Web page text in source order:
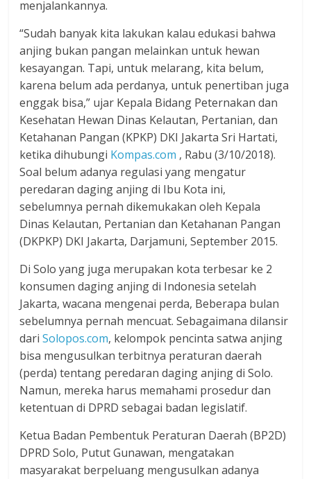
menjalankannya.
“Sudah banyak kita lakukan kalau edukasi bahwa
anjing bukan pangan melainkan untuk hewan
kesayangan. Tapi, untuk melarang, kita belum,
karena belum ada perdanya, untuk penertiban juga
enggak bisa,” ujar Kepala Bidang Peternakan dan
Kesehatan Hewan Dinas Kelautan, Pertanian, dan
Ketahanan Pangan (KPKP) DKI Jakarta Sri Hartati,
ketika dihubungi Kompas.com , Rabu (3/10/2018).
Soal belum adanya regulasi yang mengatur
peredaran daging anjing di Ibu Kota ini,
sebelumnya pernah dikemukakan oleh Kepala
Dinas Kelautan, Pertanian dan Ketahanan Pangan
(DKPKP) DKI Jakarta, Darjamuni, September 2015.
Di Solo yang juga merupakan kota terbesar ke 2
konsumen daging anjing di Indonesia setelah
Jakarta, wacana mengenai perda, Beberapa bulan
sebelumnya pernah mencuat. Sebagaimana dilansir
dariSolopos.com, kelompok pencinta satwa anjing
bisa mengusulkan terbitnya peraturan daerah
(perda) tentang peredaran daging anjing di Solo.
Namun, mereka harus memahami prosedur dan
ketentuan di DPRD sebagai badan legislatif.
Ketua Badan Pembentuk Peraturan Daerah (BP2D)
DPRD Solo, Putut Gunawan, mengatakan
masyarakat berpeluang mengusulkan adanya